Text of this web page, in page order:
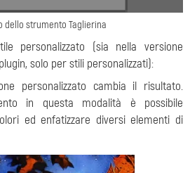
dello strumento Taglierina
personalizzato (sia nella versione
solo per stili personalizzati):
personalizzato cambia il risultato.
in questa modalità è possibile
ed enfatizzare diversi elementi di